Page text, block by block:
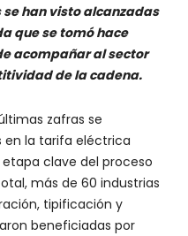
han visto alcanzadas
que se tomó hace
acompañar al sector
de la cadena.
zafras se
la tarifa eléctrica
clave del proceso
más de 60 industrias
tipificación y
beneficiadas por